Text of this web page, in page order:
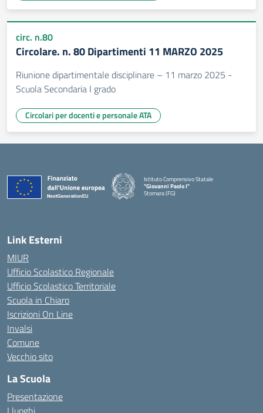
circ. n.80
Circolare. n. 80 Dipartimenti 11 MARZO 2025
Riunione dipartimentale disciplinare – 11 marzo 2025 -
Scuola Secondaria I grado
Circolari per docenti e personale ATA
Istituto Comprensivo Statale
"Giovanni Paolo I"
Stornara (FG)
Link Esterni
MIUR
Ufficio Scolastico Regionale
Ufficio Scolastico Territoriale
Scuola in Chiaro
Iscrizioni On Line
Invalsi
Comune
Vecchio sito
La Scuola
Presentazione